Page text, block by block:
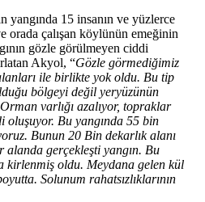
yangında 15 insanın ve yüzlerce
orada çalışan köylünün emeğinin
gözle görülmeyen ciddi
Akyol, “Gözle görmediğimiz
ile birlikte yok oldu. Bu tip
bölgeyi değil yeryüzünün
varlığı azalıyor, topraklar
oluşuyor. Bu yangında 55 bin
Bunun 20 Bin dekarlık alanı
gerçekleşti yangın. Bu
kirlenmiş oldu. Meydana gelen kül
Solunum rahatsızlıklarının